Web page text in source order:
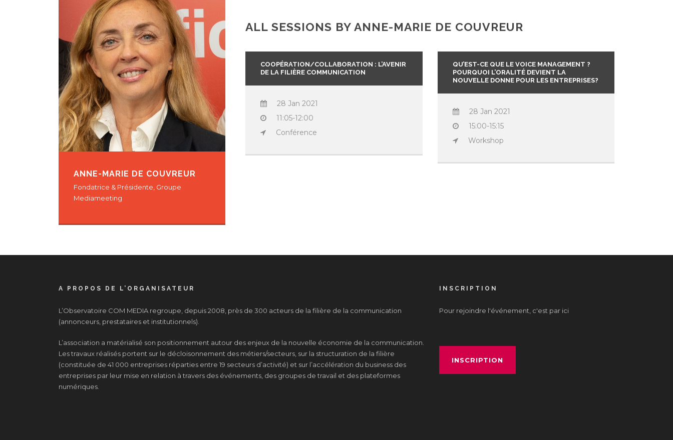
ANNE-MARIE DE COUVREUR
Fondatrice & Présidente, Groupe
Mediameeting
ALL SESSIONS BY ANNE-MARIE DE COUVREUR
COOPÉRATION/COLLABORATION : L’AVENIR
DE LA FILIÈRE COMMUNICATION
28 Jan 2021
11:05-12:00
Conférence
QU’EST-CE QUE LE VOICE MANAGEMENT ?
POURQUOI L’ORALITÉ DEVIENT LA
NOUVELLE DONNE POUR LES ENTREPRISES?
28 Jan 2021
15:00-15:15
Workshop
A PROPOS DE L’ORGANISATEUR
L’Observatoire COM MEDIA regroupe, depuis 2008, près de 300 acteurs de la filière de la communication
(annonceurs, prestataires et institutionnels).
L’association a matérialisé son positionnement autour des enjeux de la nouvelle économie de la communication.
Les travaux réalisés portent sur le décloisonnement des métiers/secteurs, sur la structuration de la filière
(constituée de 41 000 entreprises réparties entre 19 secteurs d’activité) et sur l’accélération du business des
entreprises par leur mise en relation à travers des événements, des groupes de travail et des plateformes
numériques.
INSCRIPTION
Pour rejoindre l'événement, c'est par ici
INSCRIPTION